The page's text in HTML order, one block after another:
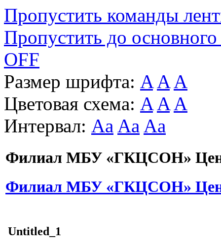
Пропустить команды
Пропустить до основного
OFF
Размер шрифта: A A A
Цветовая схема: A A A
Интервал: Aa Aa Aa
Филиал МБУ «ГКЦСОН»
Филиал МБУ «ГКЦСОН»
Untitled_1